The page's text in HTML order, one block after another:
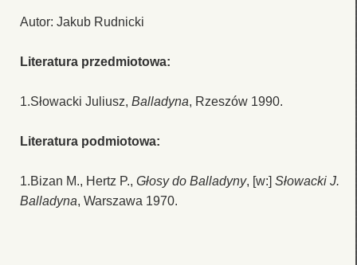
Autor: Jakub Rudnicki
Literatura przedmiotowa:
1.Słowacki Juliusz, Balladyna, Rzeszów 1990.
Literatura podmiotowa:
1.Bizan M., Hertz P., Głosy do Balladyny, [w:] Słowacki J.
Balladyna, Warszawa 1970.